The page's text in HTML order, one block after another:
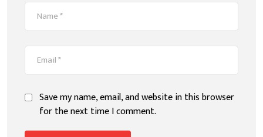
Save my name, email, and website in this browser
for the next time I comment.